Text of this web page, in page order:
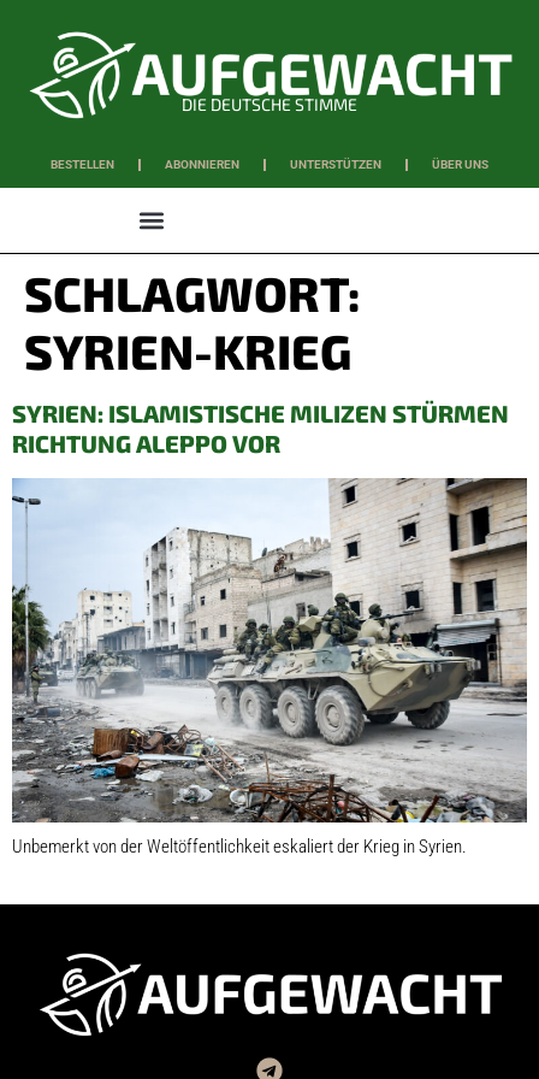
DIE DEUTSCHE STIMME
BESTELLEN ABONNIEREN UNTERSTÜTZEN ÜBER UNS
SCHLAGWORT:
SYRIEN-KRIEG
SYRIEN: ISLAMISTISCHE MILIZEN STÜRMEN
RICHTUNG ALEPPO VOR
Unbemerkt von der Weltöffentlichkeit eskaliert der Krieg in Syrien.